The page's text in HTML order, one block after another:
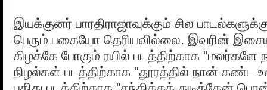
இயக்குனர் பாரதிராஜாவுக்கும் சில
பெரும் பகையோ தெரியவில்லை. இவரின்
கிழக்கே போகும் ரயில் படத்திற்காக
நிழல்கள் படத்திற்காக "தூரத்தில் நான் கண்ட